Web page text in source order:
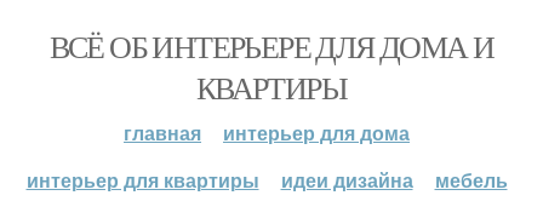
ВСЁ ОБ ИНТЕРЬЕРЕ ДЛЯ ДОМА И
КВАРТИРЫ
главная
интерьер для дома
интерьер для квартиры
идеи дизайна мебель